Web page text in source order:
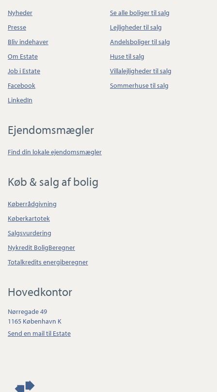
Nyheder
Presse
Bliv indehaver
Om Estate
Job i Estate
Facebook
LinkedIn
Se alle boliger til salg
Lejligheder til salg
Andelsboliger til salg
Huse til salg
Villalejligheder til salg
Sommerhuse til salg
Ejendomsmægler
Find din lokale ejendomsmægler
Køb & salg af bolig
Køberrådgivning
Køberkartotek
Salgsvurdering
Nykredit BoligBeregner
Totalkredits energiberegner
Hovedkontor
Nørregade 49
1165 København K
Send en mail til Estate